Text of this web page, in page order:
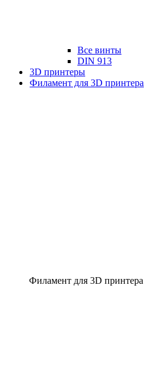
Все винты
DIN 913
3D принтеры
Филамент для 3D принтера
Филамент для 3D принтера